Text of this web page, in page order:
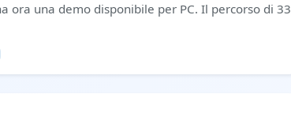
ora una demo disponibile per PC. Il percorso di 33